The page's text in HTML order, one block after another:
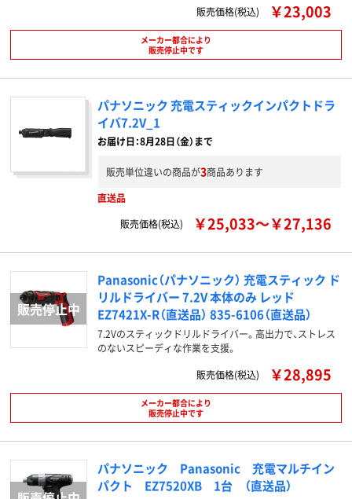
販売価格(税込) ￥23,003
メーカー都合により
販売停止中です
パナソニック 充電スティックインパクトドラ
イバ7.2V_1
お届け日：8月28日（金）まで
販売単位違いの商品が3商品あります
直送品
販売価格(税込)
￥25,033～￥27,136
Panasonic（パナソニック） 充電スティック ド
リルドライバー 7.2V 本体のみ レッド
EZ7421X-R（直送品） 835-6106（直送品）
7.2Vのスティックドリルドライバー。高出力で、ストレス
のないスピーディな作業を支援。
販売価格(税込)
￥28,895
メーカー都合により
販売停止中です
パナソニック Panasonic 充電マルチイン
パクト EZ7520XB 1台 （直送品）